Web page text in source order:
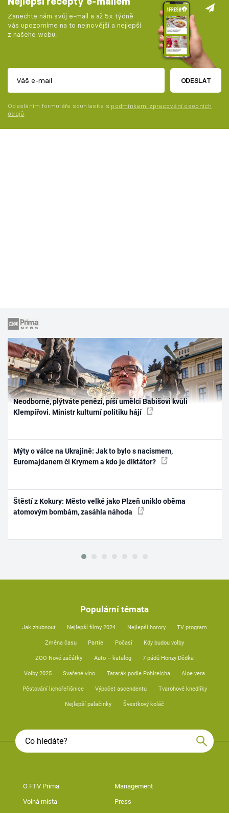
Zanechte nám svůj e-mail a až 5x týdně
vás upozorníme na to nejnovější a nejlepší
z našeho webu.
ODESLAT
Odesláním formuláře souhlasíte s podmínkami zpracování osobních
údajů
Neodborné, plýtváte penězi, píší umělci Babišovi kvůli
Klempířovi. Ministr kulturní politiku hájí
Mýty o válce na Ukrajině: Jak to bylo s nacismem,
Euromajdanem či Krymem a kdo je diktátor?
Štěstí z Kokury: Město velké jako Plzeň uniklo oběma
atomovým bombám, zasáhla náhoda
Populární témata
Jak zhubnout Nejlepší filmy 2024 Nejlepší horory TV program
Změna času Partie Počasí Kdy budou volby
ZOO Nové začátky Auto – katalog 7 pádů Honzy Dědka
Volby 2025 Svařené víno Tatarák podle Pohlreicha Aloe vera
Pěstování lichořeřišnice Výpočet ascendentu Tvarohové knedlíky
Nejlepší palačinky Švestkový koláč
O FTV Prima Management
Volná místa Press